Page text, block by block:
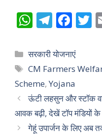
W
at
s
A
p
p
T
e
gr
a
m
F
e
b
o
o
k
T
Categories
सरकारी योजनाएं
Tags
CM Farmers
Scheme, Yojana
ऊंटी लहसुन और स्टॉक
आवक बढ़ी, देखें टॉप मंडियों के
गेहूं उपार्जन के लिए अब